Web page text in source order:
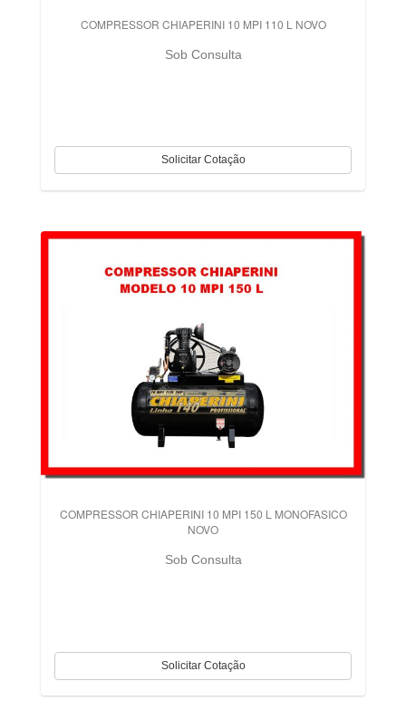
COMPRESSOR CHIAPERINI 10 MPI 110 L NOVO
Sob Consulta
COMPRESSOR CHIAPERINI 10 MPI 150 L MONOFASICO
NOVO
Sob Consulta